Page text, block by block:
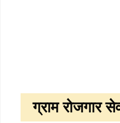
ग्राम रोजगार